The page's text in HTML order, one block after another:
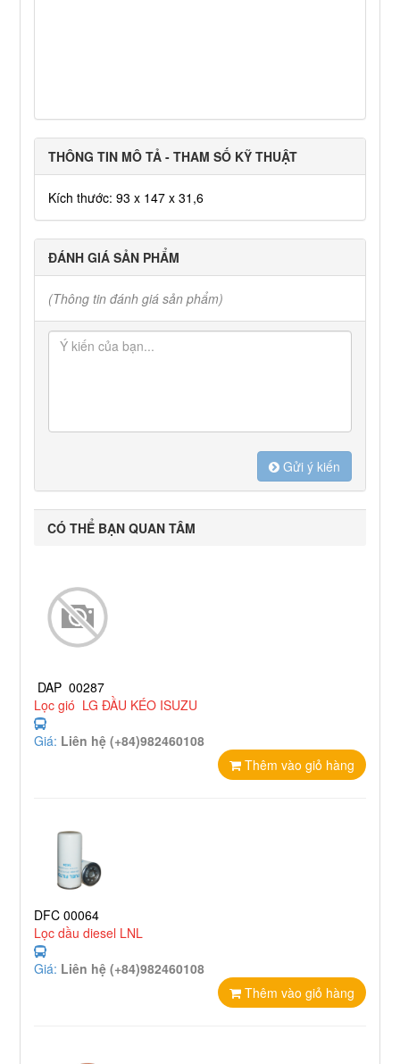
THÔNG TIN MÔ TẢ - THAM SỐ KỸ THUẬT
Kích thước: 93 x 147 x 31,6
ĐÁNH GIÁ SẢN PHẨM
(Thông tin đánh giá sản phẩm)
Gửi ý kiến
CÓ THỂ BẠN QUAN TÂM
DAP 00287
Lọc gió LG ĐẦU KÉO ISUZU
Giá: Liên hệ (+84)982460108
Thêm vào giỏ hàng
DFC 00064
Lọc dầu diesel LNL
Giá: Liên hệ (+84)982460108
Thêm vào giỏ hàng